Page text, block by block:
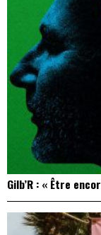
Gilb’R : « Être